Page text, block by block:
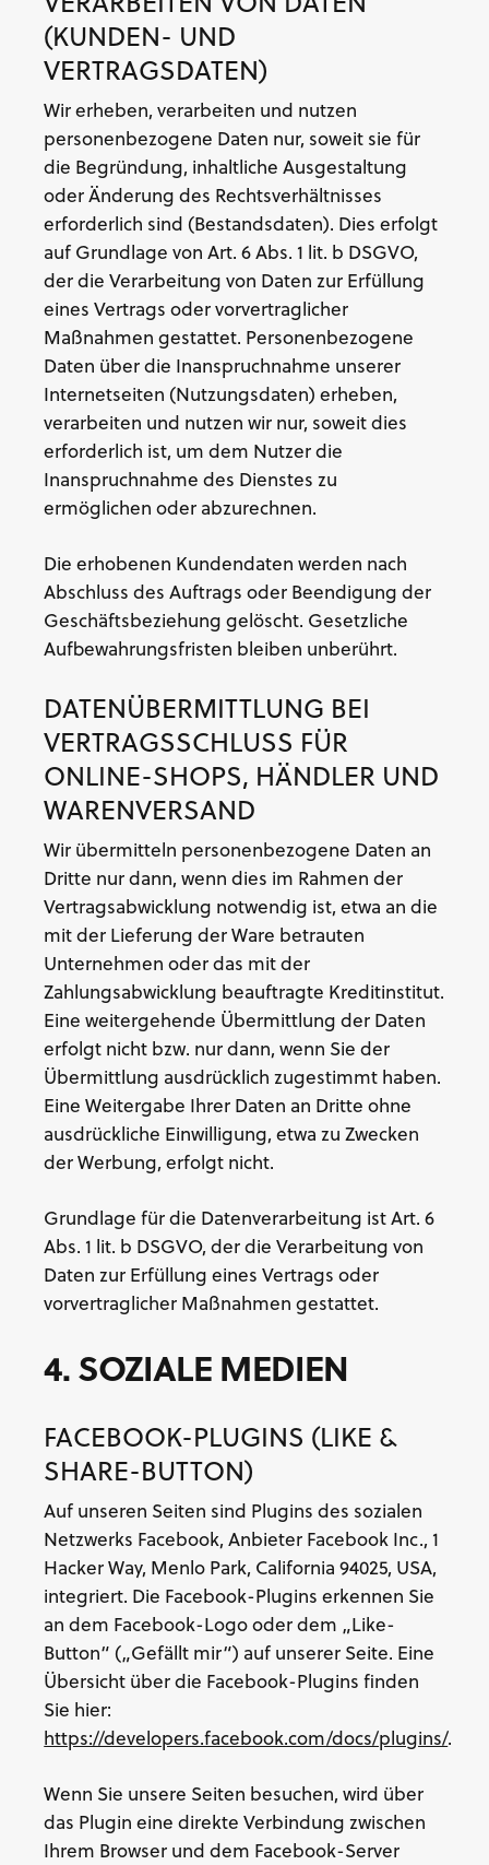
(KUNDEN- UND
VERTRAGSDATEN)
Wir erheben, verarbeiten und nutzen
personenbezogene Daten nur, soweit sie für
die Begründung, inhaltliche Ausgestaltung
oder Änderung des Rechtsverhältnisses
erforderlich sind (Bestandsdaten). Dies erfolgt
auf Grundlage von Art. 6 Abs. 1 lit. b DSGVO,
der die Verarbeitung von Daten zur Erfüllung
eines Vertrags oder vorvertraglicher
Maßnahmen gestattet. Personenbezogene
Daten über die Inanspruchnahme unserer
Internetseiten (Nutzungsdaten) erheben,
verarbeiten und nutzen wir nur, soweit dies
erforderlich ist, um dem Nutzer die
Inanspruchnahme des Dienstes zu
ermöglichen oder abzurechnen.
Die erhobenen Kundendaten werden nach
Abschluss des Auftrags oder Beendigung der
Geschäftsbeziehung gelöscht. Gesetzliche
Aufbewahrungsfristen bleiben unberührt.
DATENÜBERMITTLUNG BEI
VERTRAGSSCHLUSS FÜR
ONLINE-SHOPS, HÄNDLER UND
WARENVERSAND
Wir übermitteln personenbezogene Daten an
Dritte nur dann, wenn dies im Rahmen der
Vertragsabwicklung notwendig ist, etwa an die
mit der Lieferung der Ware betrauten
Unternehmen oder das mit der
Zahlungsabwicklung beauftragte Kreditinstitut.
Eine weitergehende Übermittlung der Daten
erfolgt nicht bzw. nur dann, wenn Sie der
Übermittlung ausdrücklich zugestimmt haben.
Eine Weitergabe Ihrer Daten an Dritte ohne
ausdrückliche Einwilligung, etwa zu Zwecken
der Werbung, erfolgt nicht.
Grundlage für die Datenverarbeitung ist Art. 6
Abs. 1 lit. b DSGVO, der die Verarbeitung von
Daten zur Erfüllung eines Vertrags oder
vorvertraglicher Maßnahmen gestattet.
4. SOZIALE MEDIEN
FACEBOOK-PLUGINS (LIKE &
SHARE-BUTTON)
Auf unseren Seiten sind Plugins des sozialen
Netzwerks Facebook, Anbieter Facebook Inc., 1
Hacker Way, Menlo Park, California 94025, USA,
integriert. Die Facebook-Plugins erkennen Sie
an dem Facebook-Logo oder dem „Like-
Button“ („Gefällt mir“) auf unserer Seite. Eine
Übersicht über die Facebook-Plugins finden
Sie hier:
https://developers.facebook.com/docs/plugins/.
Wenn Sie unsere Seiten besuchen, wird über
das Plugin eine direkte Verbindung zwischen
Ihrem Browser und dem Facebook-Server